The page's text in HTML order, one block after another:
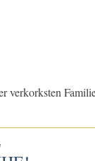
verkorksten